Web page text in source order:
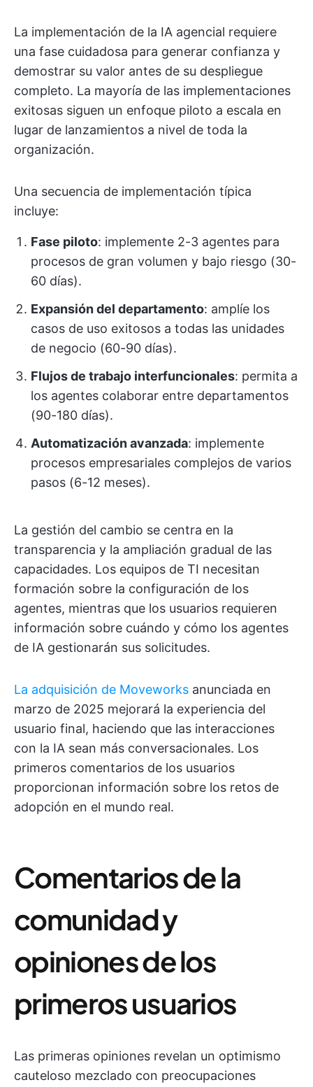
La implementación de la IA agencial requiere
una fase cuidadosa para generar confianza y
demostrar su valor antes de su despliegue
completo. La mayoría de las implementaciones
exitosas siguen un enfoque piloto a escala en
lugar de lanzamientos a nivel de toda la
organización.
Una secuencia de implementación típica
incluye:
Fase piloto: implemente 2-3 agentes para
procesos de gran volumen y bajo riesgo (30-
60 días).
Expansión del departamento: amplíe los
casos de uso exitosos a todas las unidades
de negocio (60-90 días).
Flujos de trabajo interfuncionales: permita a
los agentes colaborar entre departamentos
(90-180 días).
Automatización avanzada: implemente
procesos empresariales complejos de varios
pasos (6-12 meses).
La gestión del cambio se centra en la
transparencia y la ampliación gradual de las
capacidades. Los equipos de TI necesitan
formación sobre la configuración de los
agentes, mientras que los usuarios requieren
información sobre cuándo y cómo los agentes
de IA gestionarán sus solicitudes.
La adquisición de Moveworks anunciada en
marzo de 2025 mejorará la experiencia del
usuario final, haciendo que las interacciones
con la IA sean más conversacionales. Los
primeros comentarios de los usuarios
proporcionan información sobre los retos de
adopción en el mundo real.
Comentarios de la
comunidad y
opiniones de los
primeros usuarios
Las primeras opiniones revelan un optimismo
cauteloso mezclado con preocupaciones